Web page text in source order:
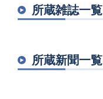
所蔵雑誌一覧
所蔵新聞一覧